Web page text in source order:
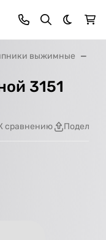
Темная
выжимные
3151
сравнению